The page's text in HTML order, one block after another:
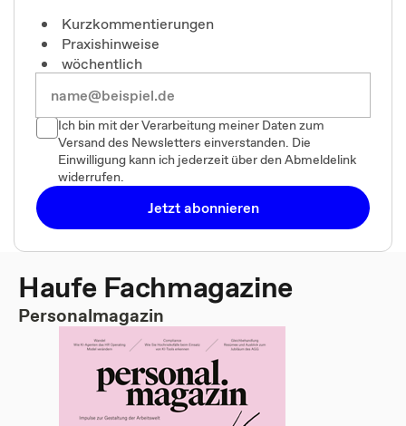
Kurzkommentierungen
Praxishinweise
wöchentlich
Ich bin mit der Verarbeitung meiner Daten zum
Versand des Newsletters einverstanden. Die
Einwilligung kann ich jederzeit über den Abmeldelink
widerrufen.
Jetzt abonnieren
Haufe Fachmagazine
Personalmagazin